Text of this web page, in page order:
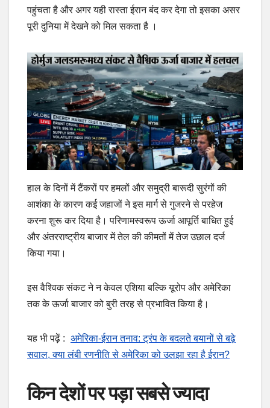
पहुंचता है और अगर यही रास्ता ईरान बंद कर देगा तो इसका असर
पूरी दुनिया में देखने को मिल सकता है ।
हाल के दिनों में टैंकरों पर हमलों और समुद्री बारूदी सुरंगों की
आशंका के कारण कई जहाजों ने इस मार्ग से गुजरने से परहेज
करना शुरू कर दिया है। परिणामस्वरूप ऊर्जा आपूर्ति बाधित हुई
और अंतरराष्ट्रीय बाजार में तेल की कीमतों में तेज उछाल दर्ज
किया गया।
इस वैश्विक संकट ने न केवल एशिया बल्कि यूरोप और अमेरिका
तक के ऊर्जा बाजार को बुरी तरह से प्रभावित किया है।
यह भी पढ़ें : अमेरिका-ईरान तनाव: ट्रंप के बदलते बयानों से बढ़े
सवाल, क्या लंबी रणनीति से अमेरिका को उलझा रहा है ईरान?
किन देशों पर पड़ा सबसे ज्यादा